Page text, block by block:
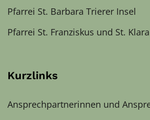
Pfarrei St. Barbara Trierer Insel
Pfarrei St. Franziskus und St.
Kurzlinks
Ansprechpartnerinnen und